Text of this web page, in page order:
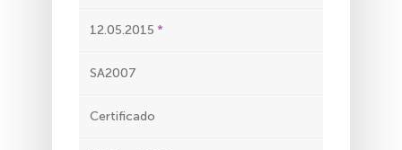
12.05.2015
SA2007
Certificado